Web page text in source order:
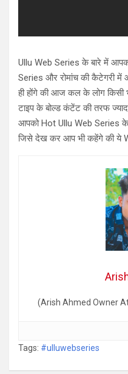
Ullu Web Series के बारे में
Series और रोमांच की कैटेगरी
ही होंगे की आज कल के लोग
टाइप के बोल्ड कंटेंट की तरफ
आपको Hot Ullu Web Series
जिसे देख कर आप भी कहेंगे की ये
(Arish Ahmed Owner
Tags: #ulluwebseries